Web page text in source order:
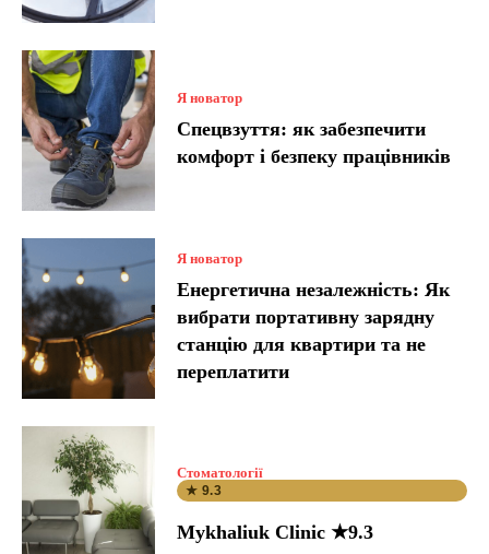
Я новатор
Спецвзуття: як забезпечити
комфорт і безпеку працівників
Я новатор
Енергетична незалежність: Як
вибрати портативну зарядну
станцію для квартири та не
переплатити
Стоматології
★ 9.3
Mykhaliuk Clinic ★9.3